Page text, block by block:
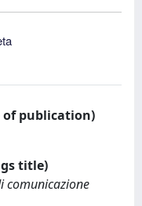
of publication)
title)
comunicazione